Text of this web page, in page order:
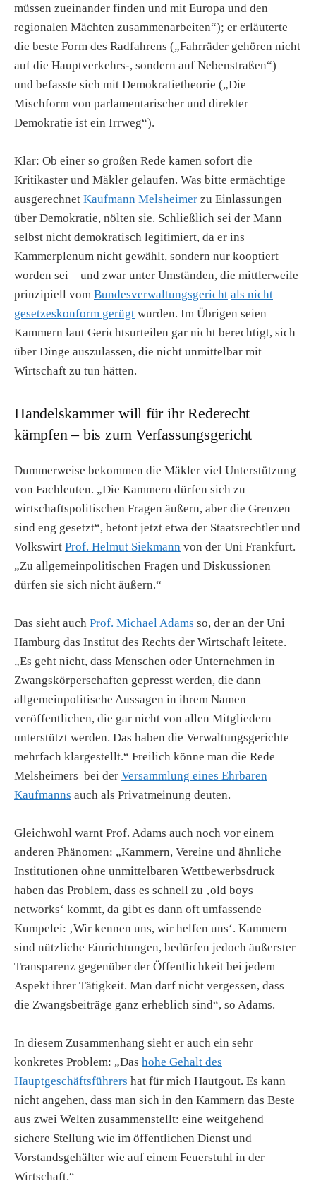
müssen zuein­ander finden und mit Europa und den
regionalen Mächten zusammenarbeiten“); er erläuterte
die beste Form des Radfahrens („Fahrräder gehören nicht
auf die Hauptverkehrs-, sondern auf Nebenstraßen“) –
und befasste sich mit Demokratietheorie („Die
Mischform von parlamentarischer und direkter
Demokratie ist ein Irrweg“).
Klar: Ob einer so großen Rede kamen sofort die
Kritikaster und Mäkler gelaufen. Was bitte ermächtige
ausgerechnet Kaufmann Melsheimer zu Einlassungen
über Demokratie, nölten sie. Schließlich sei der Mann
selbst nicht demokratisch legitimiert, da er ins
Kammerplenum nicht gewählt, sondern nur kooptiert
worden sei – und zwar unter Umständen, die mittlerweile
prinzipiell vom Bundesverwaltungsgericht als nicht
gesetzeskonform gerügt wurden. Im Übrigen seien
Kammern laut Gerichtsurteilen gar nicht berechtigt, sich
über Dinge auszulassen, die nicht unmittelbar mit
Wirtschaft zu tun hätten.
Handelskammer will für ihr Rederecht
kämpfen – bis zum Verfassungsgericht
Dummerweise bekommen die Mäkler viel Unterstützung
von Fachleuten. „Die Kammern dürfen sich zu
wirtschaftspolitischen Fragen äußern, aber die Grenzen
sind eng gesetzt“, betont jetzt etwa der Staatsrechtler und
Volkswirt Prof. Helmut Siekmann von der Uni Frankfurt.
„Zu allgemeinpolitischen Fragen und Diskussionen
dürfen sie sich nicht äußern.“
Das sieht auch Prof. Michael Adams so, der an der Uni
Hamburg das Institut des Rechts der Wirtschaft leitete.
„Es geht nicht, dass Menschen oder Unternehmen in
Zwangskörperschaften gepresst werden, die dann
allgemeinpolitische Aussagen in ihrem Namen
veröffentlichen, die gar nicht von allen Mitgliedern
unterstützt werden. Das haben die Verwaltungsgerichte
mehrfach klargestellt.“ Freilich könne man die Rede
Melsheimers bei der Versammlung eines Ehrbaren
Kaufmanns auch als Privatmeinung deuten.
Gleichwohl warnt Prof. Adams auch noch vor einem
anderen Phänomen: „Kammern, Vereine und ähnliche
Institutionen ohne unmittelbaren Wettbewerbsdruck
haben das Problem, dass es schnell zu ‚old boys
networks‘ kommt, da gibt es dann oft umfassende
Kumpelei: ‚Wir kennen uns, wir helfen uns‘. Kammern
sind nützliche Einrichtungen, bedürfen jedoch äußerster
Transparenz gegenüber der Öffentlichkeit bei jedem
Aspekt ihrer Tätigkeit. Man darf nicht vergessen, dass
die Zwangsbeiträge ganz erheblich sind“, so Adams.
In diesem Zusammenhang sieht er auch ein sehr
konkretes Problem: „Das hohe Gehalt des
Hauptgeschäftsführers hat für mich Hautgout. Es kann
nicht angehen, dass man sich in den Kammern das Beste
aus zwei Welten zusammenstellt: eine weitgehend
sichere Stellung wie im öffentlichen Dienst und
Vorstandsgehälter wie auf einem Feuerstuhl in der
Wirtschaft.“